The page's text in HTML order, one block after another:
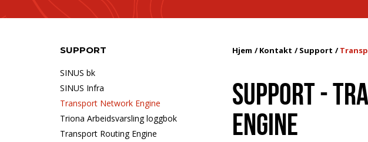
SUPPORT
SINUS bk
SINUS Infra
Transport Network Engine
Triona Arbeidsvarsling loggbok
Transport Routing Engine
Hjem Kontakt Support
SUPPORT -
ENGINE